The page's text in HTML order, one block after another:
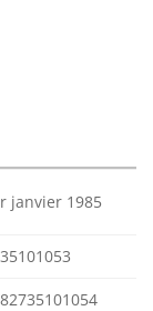
janvier 1985